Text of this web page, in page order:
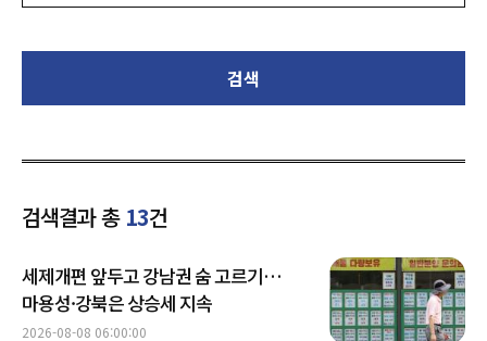
검색
검색결과 총 13건
세제개편 앞두고 강남권 숨 고르기…
마용성·강북은 상승세 지속
2026-08-08 06:00:00